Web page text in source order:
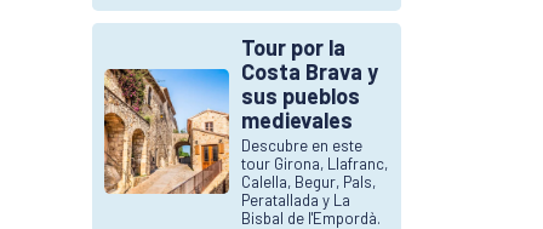
Tour por la
Costa Brava y
sus pueblos
medievales
Descubre en este
tour Girona, Llafranc,
Calella, Begur, Pals,
Peratallada y La
Bisbal de l'Empordà.